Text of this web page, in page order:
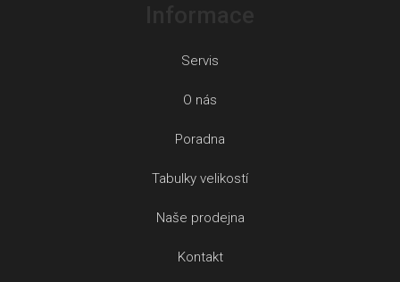
Servis
O nás
Poradna
Tabulky velikostí
Naše prodejna
Kontakt